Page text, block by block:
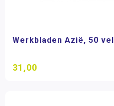
Werkbladen Azië, 50 vel
31,00